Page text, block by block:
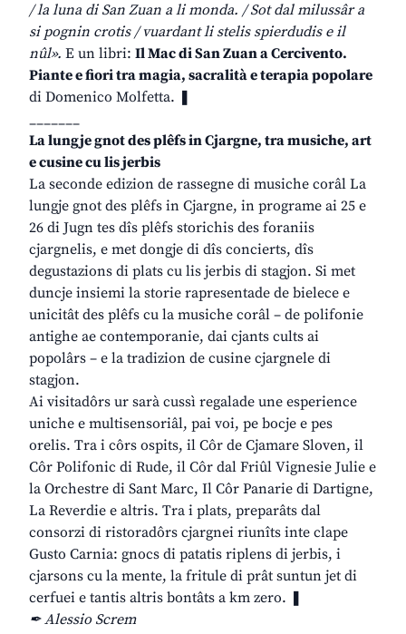
/ la luna di San Zuan a li monda. / Sot dal milussâr a
si pognin crotis / vuardant li stelis spierdudis e il
nûl». E un libri: Il Mac di San Zuan a Cercivento.
Piante e fiori tra magia, sacralità e terapia popolare
di Domenico Molfetta. ❚
_______
La lungje gnot des plêfs in Cjargne, tra musiche, art
e cusine cu lis jerbis
La seconde edizion de rassegne di musiche corâl La
lungje gnot des plêfs in Cjargne, in programe ai 25 e
26 di Jugn tes dîs plêfs storichis des foraniis
cjargnelis, e met dongje di dîs concierts, dîs
degustazions di plats cu lis jerbis di stagjon. Si met
duncje insiemi la storie rapresentade de bielece e
unicitât des plêfs cu la musiche corâl – de polifonie
antighe ae contemporanie, dai cjants cults ai
popolârs – e la tradizion de cusine cjargnele di
stagjon.
Ai visitadôrs ur sarà cussì regalade une esperience
uniche e multisensoriâl, pai voi, pe bocje e pes
orelis. Tra i côrs ospits, il Côr de Cjamare Sloven, il
Côr Polifonic di Rude, il Côr dal Friûl Vignesie Julie e
la Orchestre di Sant Marc, Il Côr Panarie di Dartigne,
La Reverdie e altris. Tra i plats, preparâts dal
consorzi di ristoradôrs cjargnei riunîts inte clape
Gusto Carnia: gnocs di patatis riplens di jerbis, i
cjarsons cu la mente, la fritule di prât suntun jet di
cerfuei e tantis altris bontâts a km zero. ❚
✒ Alessio Screm